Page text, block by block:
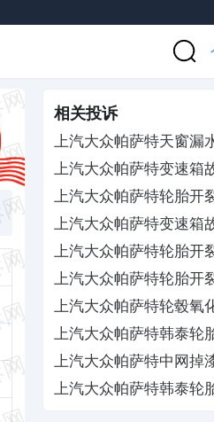
相关投诉
上汽大众帕萨特天窗漏
不赔偿
上汽大众帕萨特变速箱
电单元总成
上汽大众帕萨特轮胎开
为
上汽大众帕萨特变速箱
电单元总成
上汽大众帕萨特轮胎开
更换
上汽大众帕萨特轮胎开
上汽大众帕萨特轮毂氧
家拒绝理赔
上汽大众帕萨特韩泰轮
理赔
上汽大众帕萨特中网掉
及轮毂氧化，4S店推诿
上汽大众帕萨特韩泰轮